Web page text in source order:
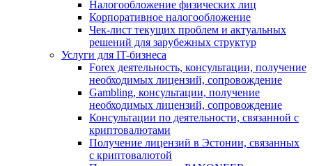
Налогообложение физических лиц
Корпоративное налогообложение
Чек-лист текущих проблем и актуальных
решений для зарубежных структур
Услуги для IT-бизнеса
Forex деятельность, консультации, получение
необходимых лицензий, сопровождение
Gambling, консультации, получение
необходимых лицензий, сопровождение
Консультации по деятельности, связанной с
криптовалютами
Получение лицензий в Эстонии, связанных
с криптовалютой